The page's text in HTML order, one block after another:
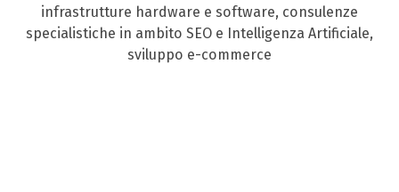
infrastrutture hardware e software, consulenze
specialistiche in ambito SEO e Intelligenza Artificiale,
sviluppo e-commerce